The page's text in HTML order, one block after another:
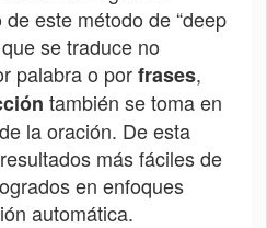
este método de “deep
se traduce no
palabra o porfrases,
también se toma en
la oración. De esta
más fáciles de
en enfoques
automática.